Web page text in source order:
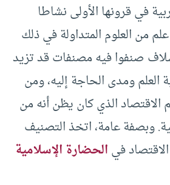
في قرونها الأولى نشاطا
من العلوم المتداولة في ذلك
صنفوا فيه مصنفات قد تزيد
ومدى الحاجة إليه، ومن
الاقتصاد الذي كان يظن أنه من
وبصفة عامة، اتخذ التصنيف
فيالحضارة الإسلامية